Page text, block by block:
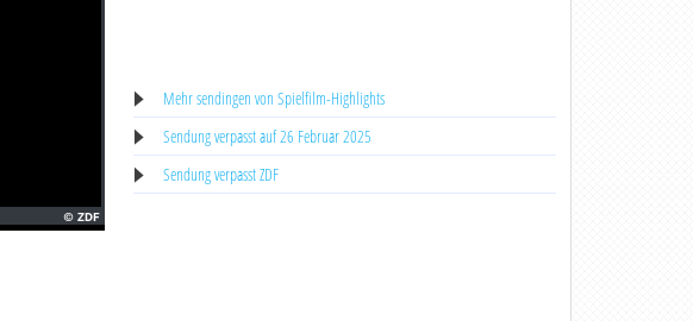
Mehr sendingen von Spielfilm-Highlights
Sendung verpasst auf 26 Februar 2025
Sendung verpasst ZDF